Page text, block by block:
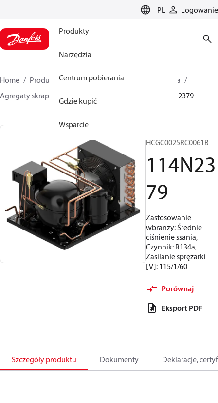
PL Logowanie
Produkty
Narzędzia
Centrum pobierania
Gdzie kupić
Wsparcie
Home Produkty
Climate Solutions dla chłodnictwa
Agregaty skraplające
114N2379
HCGC0025RC0061B
114N23
79
Zastosowanie
wbranży: Średnie
ciśnienie ssania,
Czynnik: R134a,
Zasilanie sprężarki
[V]: 115/1/60
Porównaj
Eksport PDF
Szczegóły produktu Dokumenty Deklaracje,